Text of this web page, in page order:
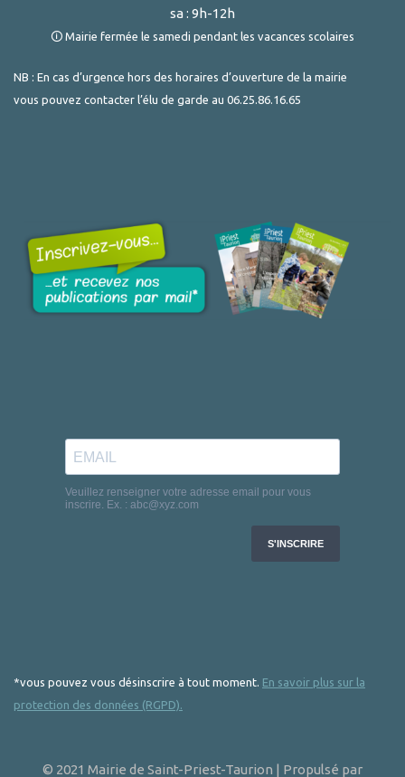
sa : 9h-12h
🛈 Mairie fermée le samedi pendant les vacances scolaires
NB : En cas d’urgence hors des horaires d’ouverture de la mairie
vous pouvez contacter l’élu de garde au 06.25.86.16.65
*vous pouvez vous désinscrire à tout moment. En savoir plus sur la
protection des données (RGPD).
© 2021 Mairie de Saint-Priest-Taurion | Propulsé par